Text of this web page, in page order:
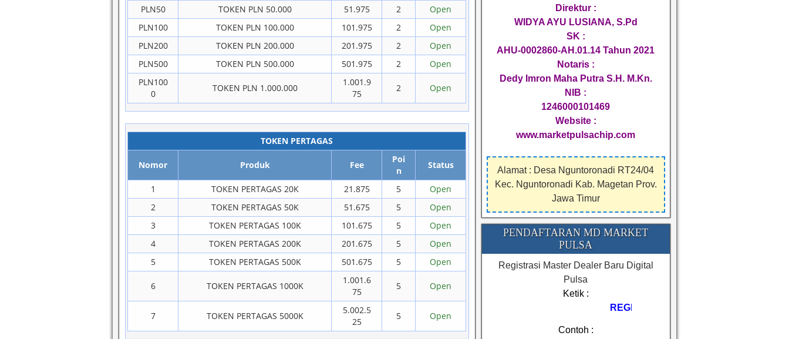
PLN50
TOKEN PLN 50.000 51.975 2
Open
PLN100
TOKEN PLN 100.000 101.975 2
Open
PLN200
TOKEN PLN 200.000 201.975 2
Open
PLN500
TOKEN PLN 500.000 501.975 2
Open
PLN100
0
TOKEN PLN 1.000.000
1.001.9
75
2 Open
TOKEN PERTAGAS
Nomor Produk Fee
Poi
n
Status
1 TOKEN PERTAGAS 20K 21.875 5
Open
2
TOKEN PERTAGAS 50K 51.675 5
Open
3
TOKEN PERTAGAS 100K 101.675 5
Open
4
TOKEN PERTAGAS 200K 201.675 5
Open
5
TOKEN PERTAGAS 500K 501.675 5 Open
6 TOKEN PERTAGAS 1000K
1.001.6
75
5 Open
7 TOKEN PERTAGAS 5000K
5.002.5
25
5 Open
Direktur :
WIDYA AYU LUSIANA, S.Pd
SK :
AHU-0002860-AH.01.14 Tahun 2021
Notaris :
Dedy Imron Maha Putra S.H. M.Kn.
NIB :
1246000101469
Website :
www.marketpulsachip.com
Alamat : Desa Nguntoronadi RT24/04
Kec. Nguntoronadi Kab. Magetan Prov.
Jawa Timur
PENDAFTARAN MD MARKET
PULSA
Registrasi Master Dealer Baru Digital
Pulsa
Ketik :
REGMA#NAMA#KOTA
Contoh :